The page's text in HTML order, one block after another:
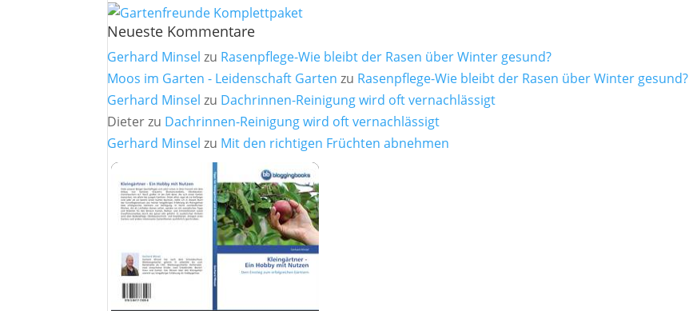
Neueste Kommentare
Gerhard Minsel zu Rasenpflege-Wie bleibt der Rasen über Winter gesund?
Moos im Garten - Leidenschaft Garten zu Rasenpflege-Wie bleibt der Rasen über Winter gesund?
Gerhard Minsel zu Dachrinnen-Reinigung wird oft vernachlässigt
Dieterzu Dachrinnen-Reinigung wird oft vernachlässigt
Gerhard Minsel zu Mit den richtigen Früchten abnehmen